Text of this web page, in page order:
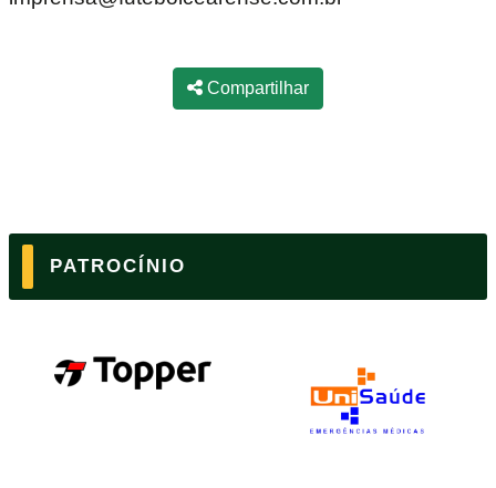
Compartilhar
PATROCÍNIO